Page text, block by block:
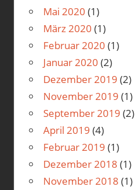
Mai 2020 (1)
März 2020 (1)
Februar 2020 (1)
Januar 2020 (2)
Dezember 2019 (2)
November 2019 (1)
September 2019 (2)
April 2019 (4)
Februar 2019 (1)
Dezember 2018 (1)
November 2018 (1)